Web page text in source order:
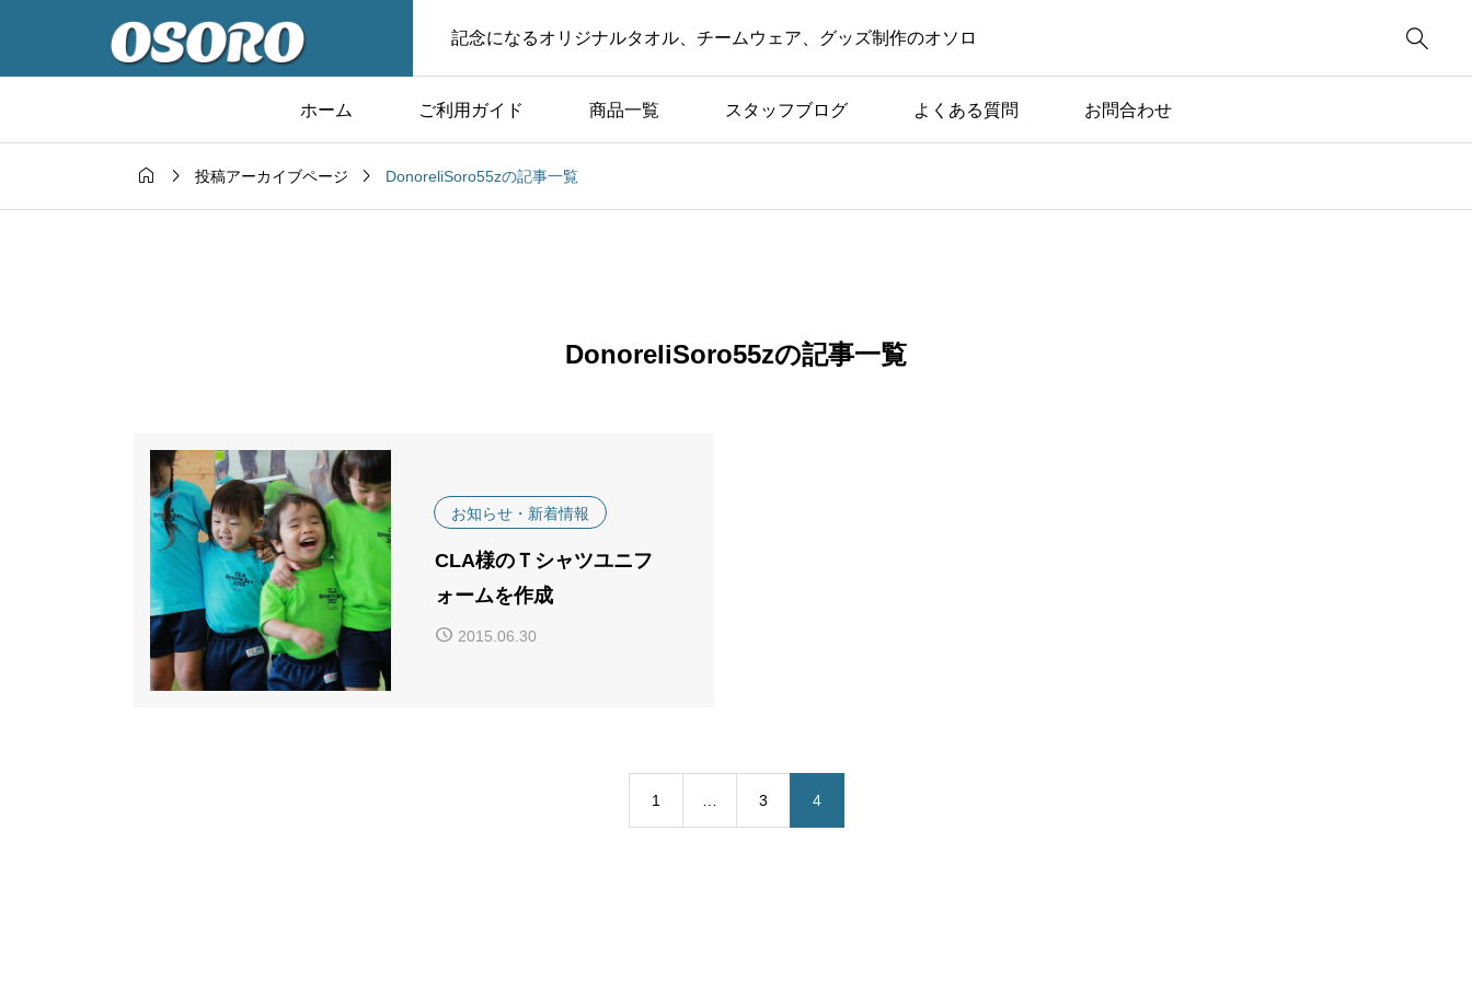
記念になるオリジナルタオル、チームウェア、グッズ制作のオソロ 
ホーム ご利用ガイド 商品一覧 スタッフブログ よくある質問 お問合わせ
着情報 スタッフブログ お知らせ・新着情報 お知らせ・新着情報
  投稿アーカイブページ  DonoreliSoro55zの記事一覧
DonoreliSoro55zの記事一覧
お知らせ・新着情報
CLA様のＴシャツユニフ
ォームを作成
2015.06.30
1 3 4